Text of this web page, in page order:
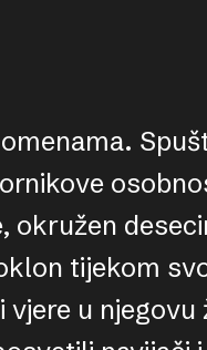
okružen
tijekom
u njegovu